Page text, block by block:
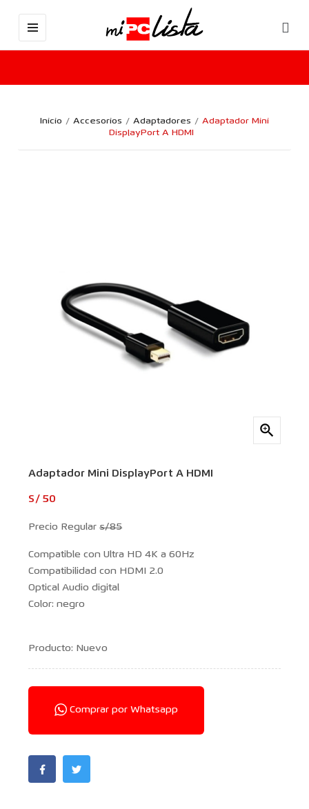
Inicio Accesorios Adaptadores
Adaptador Mini
DisplayPort A HDMI

Adaptador Mini DisplayPort A HDMI
S/ 50
Precio Regulars/85
Compatible con Ultra HD 4K a 60Hz
Compatibilidad con HDMI 2.0
Optical Audio digital
Color: negro
Producto: Nuevo
Comprar por Whatsapp